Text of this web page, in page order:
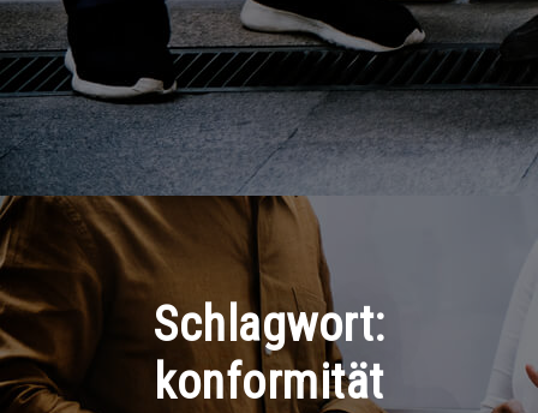
Schlagwort:
konformität